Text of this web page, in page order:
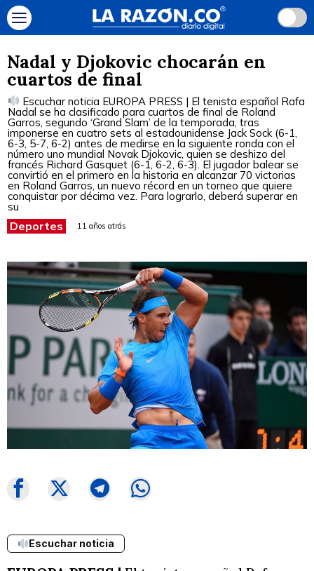
Nadal y Djokovic chocarán en
cuartos de final
Escuchar noticia EUROPA PRESS | El tenista español Rafa
Nadal se ha clasificado para cuartos de final de Roland
Garros, segundo ‘Grand Slam’ de la temporada, tras
imponerse en cuatro sets al estadounidense Jack Sock (6-1,
6-3, 5-7, 6-2) antes de medirse en la siguiente ronda con el
número uno mundial Novak Djokovic, quien se deshizo del
francés Richard Gasquet (6-1, 6-2, 6-3). El jugador balear se
convirtió en el primero en la historia en alcanzar 70 victorias
en Roland Garros, un nuevo récord en un torneo que quiere
conquistar por décima vez. Para lograrlo, deberá superar en
su
Deportes 11 años atrás
Escuchar noticia